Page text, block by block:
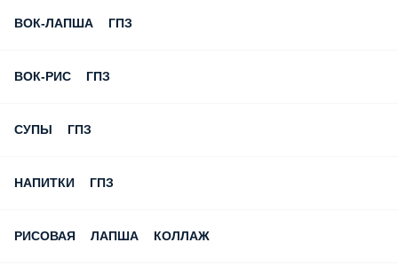
ВОК-ЛАПША ГПЗ
ВОК-РИС ГПЗ
СУПЫ ГПЗ
НАПИТКИ ГПЗ
РИСОВАЯ ЛАПША КОЛЛАЖ